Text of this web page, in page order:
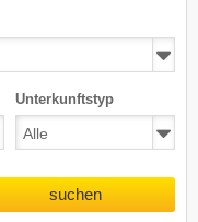
Unterkunftstyp
suchen